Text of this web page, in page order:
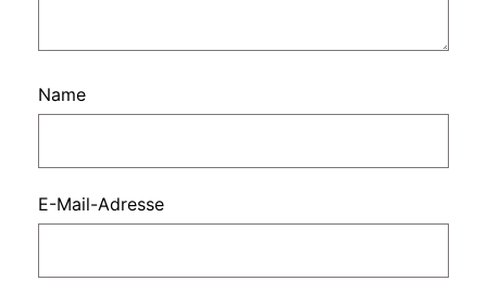
Name
E-Mail-Adresse